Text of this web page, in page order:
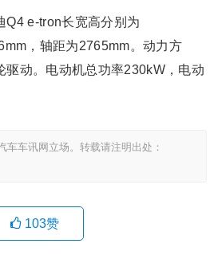
Q4 e-tron长宽高分别为
，轴距为2765mm。动力方
驱动。电动机总功率230kW，电动
车车讯网立场。转载请注明出处：
103赞